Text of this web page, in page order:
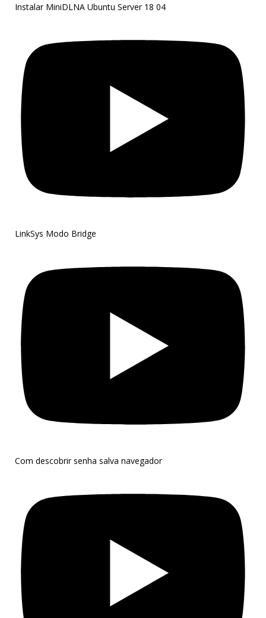
Instalar MiniDLNA Ubuntu Server 18 04
LinkSys Modo Bridge
Com descobrir senha salva navegador